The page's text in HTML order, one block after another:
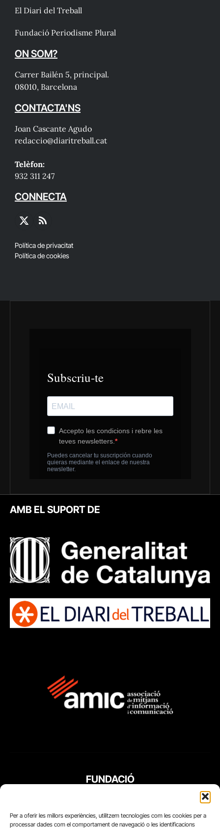
Per a oferir les millors experiències, utilitzem tecnologies com les cookies per a
processar dades com el comportament de navegació o les identificacions
El Diari del Treball
Fundació Periodisme Plural
ON SOM?
Carrer Bailén 5, principal.
08010, Barcelona
CONTACTA'NS
Joan Cascante Agudo
redaccio@diaritreball.cat
Telèfon:
932 311 247
CONNECTA
X
RSS
Política de privacitat
Política de cookies
AMB EL SUPORT DE
FUNDACIÓ